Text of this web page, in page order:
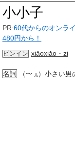
小小子
PR:60代からのオンラ
480円から！
ピンイン xiǎoxiǎo・zi
名詞 （〜 儿 ）小さい男